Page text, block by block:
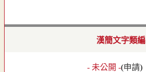
漢簡文字類編
- 未公開 -(申請)